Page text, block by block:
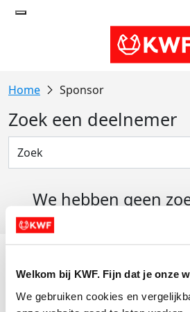
Welkom bij KWF. Fijn dat je onze
We gebruiken cookies en
Sponsor
Zoek een deelnemer
We hebben geen
Actiematerialen
Evenementen